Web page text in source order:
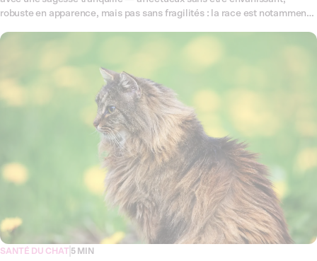
robuste en apparence, mais pas sans fragilités : la race est notamment
qui méritent d'être anticipés. Ce comparateur fait le point en 2026 sur
vous aider à trouver celle qui lui correspond vraiment. On a passé les
offres au crible — garanties, remboursements, exclusions — pour que
vous puissiez choisir sereinement, sans jargon ni mauvaise surprise.
SANTÉ DU CHAT 5 MIN